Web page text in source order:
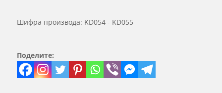
Шифра производа: KD054 - KD055
Поделите: